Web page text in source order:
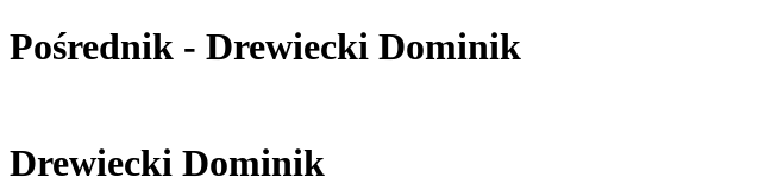
Pośrednik - Drewiecki Dominik
Drewiecki Dominik